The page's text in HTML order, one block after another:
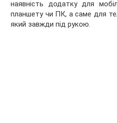
наявність додатку для
планшету чи ПК, а саме для
який завжди під рукою.